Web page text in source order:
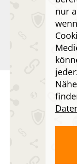
nur
Laden Sie